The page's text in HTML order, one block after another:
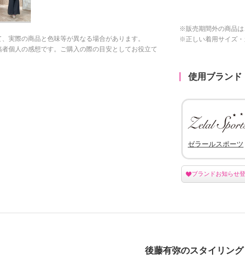
実際の商品と色味等が異なる場合があります。
個人の感想です。ご購入の際の目安としてお役立て
※販売期間外の商品は
※正しい着用サイズ・
使用ブランド
ゼラールスポーツ
ブランドお知らせ
後藤有弥のスタイリング